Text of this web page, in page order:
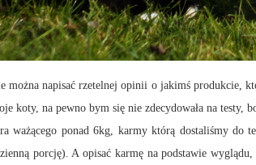
napisać rzetelnej opinii o jakimś produkcie,
koty, na pewno bym się nie zdecydowała na
ważącego ponad 6kg, karmy którą dostaliśmy
porcję). A opisać karmę na podstawie